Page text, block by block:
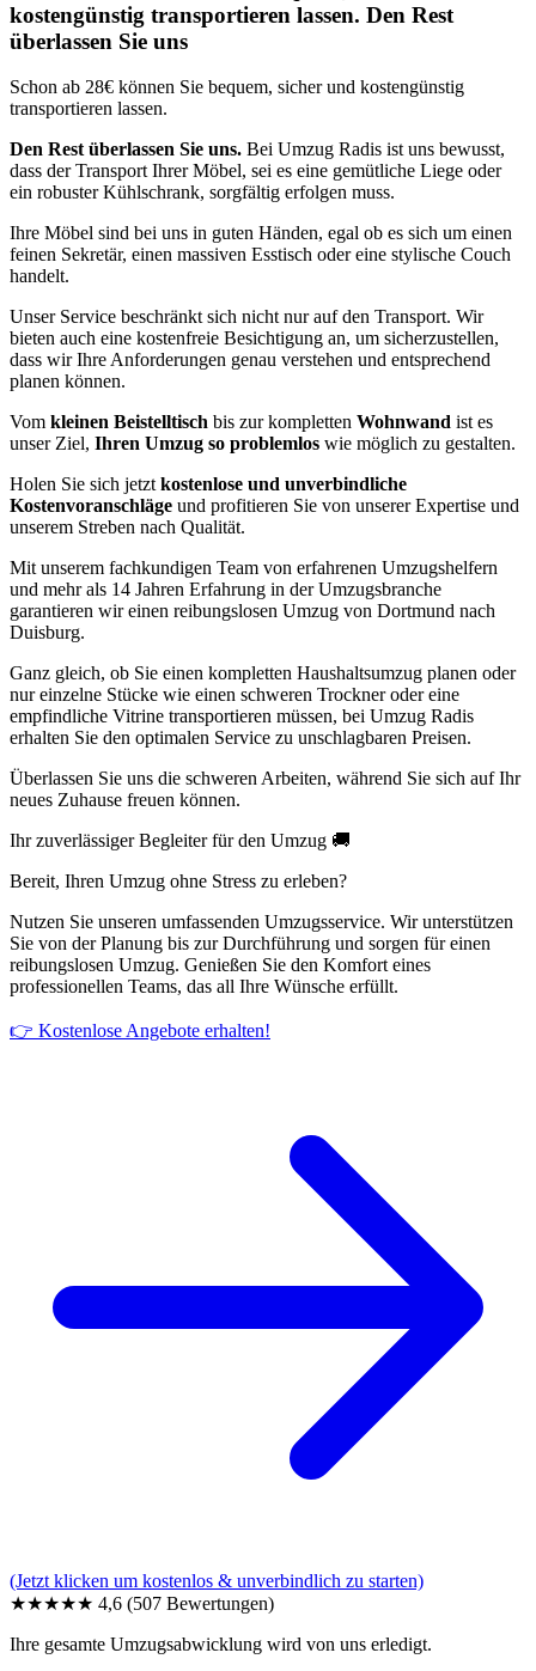
kostengünstig transportieren lassen. Den Rest
überlassen Sie uns
Schon ab 28€ können Sie bequem, sicher und kostengünstig
transportieren lassen.
Den Rest überlassen Sie uns. Bei Umzug Radis ist uns bewusst,
dass der Transport Ihrer Möbel, sei es eine gemütliche Liege oder
ein robuster Kühlschrank, sorgfältig erfolgen muss.
Ihre Möbel sind bei uns in guten Händen, egal ob es sich um einen
feinen Sekretär, einen massiven Esstisch oder eine stylische Couch
handelt.
Unser Service beschränkt sich nicht nur auf den Transport. Wir
bieten auch eine kostenfreie Besichtigung an, um sicherzustellen,
dass wir Ihre Anforderungen genau verstehen und entsprechend
planen können.
Vom kleinen Beistelltisch bis zur kompletten Wohnwand ist es
unser Ziel, Ihren Umzug so problemlos wie möglich zu gestalten.
Holen Sie sich jetzt kostenlose und unverbindliche
Kostenvoranschläge und profitieren Sie von unserer Expertise und
unserem Streben nach Qualität.
Mit unserem fachkundigen Team von erfahrenen Umzugshelfern
und mehr als 14 Jahren Erfahrung in der Umzugsbranche
garantieren wir einen reibungslosen Umzug von Dortmund nach
Duisburg.
Ganz gleich, ob Sie einen kompletten Haushaltsumzug planen oder
nur einzelne Stücke wie einen schweren Trockner oder eine
empfindliche Vitrine transportieren müssen, bei Umzug Radis
erhalten Sie den optimalen Service zu unschlagbaren Preisen.
Überlassen Sie uns die schweren Arbeiten, während Sie sich auf Ihr
neues Zuhause freuen können.
Ihr zuverlässiger Begleiter für den Umzug 🚚
Bereit, Ihren Umzug ohne Stress zu erleben?
Nutzen Sie unseren umfassenden Umzugsservice. Wir unterstützen
Sie von der Planung bis zur Durchführung und sorgen für einen
reibungslosen Umzug. Genießen Sie den Komfort eines
professionellen Teams, das all Ihre Wünsche erfüllt.
👉 Kostenlose Angebote erhalten!
(Jetzt klicken um kostenlos & unverbindlich zu starten)
★★★★★ 4,6 (507 Bewertungen)
Ihre gesamte Umzugsabwicklung wird von uns erledigt.